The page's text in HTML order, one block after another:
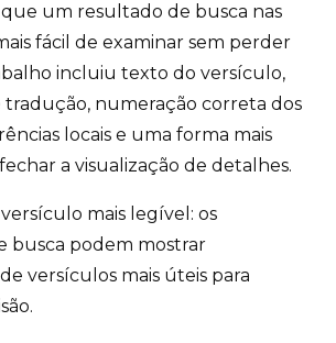
um resultado de busca nas
fácil de examinar sem perder
incluiu texto do versículo,
tradução, numeração correta dos
locais e uma forma mais
a visualização de detalhes.
mais legível: os
busca podem mostrar
versículos mais úteis para